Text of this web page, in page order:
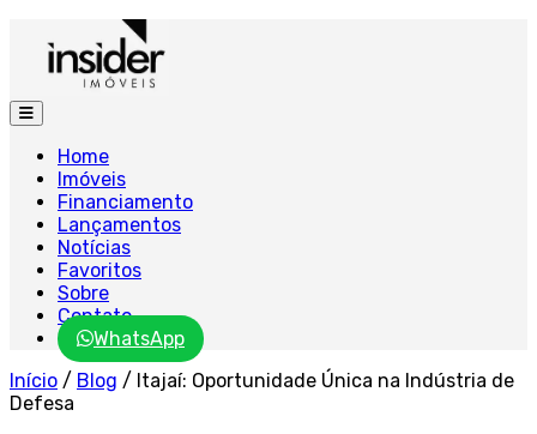
Home
Imóveis
Financiamento
Lançamentos
Notícias
Favoritos
Sobre
Contato
WhatsApp
Início / Blog / Itajaí: Oportunidade Única na Indústria de
Defesa